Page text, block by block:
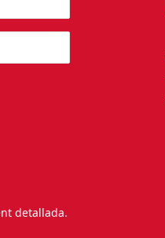
detallada.